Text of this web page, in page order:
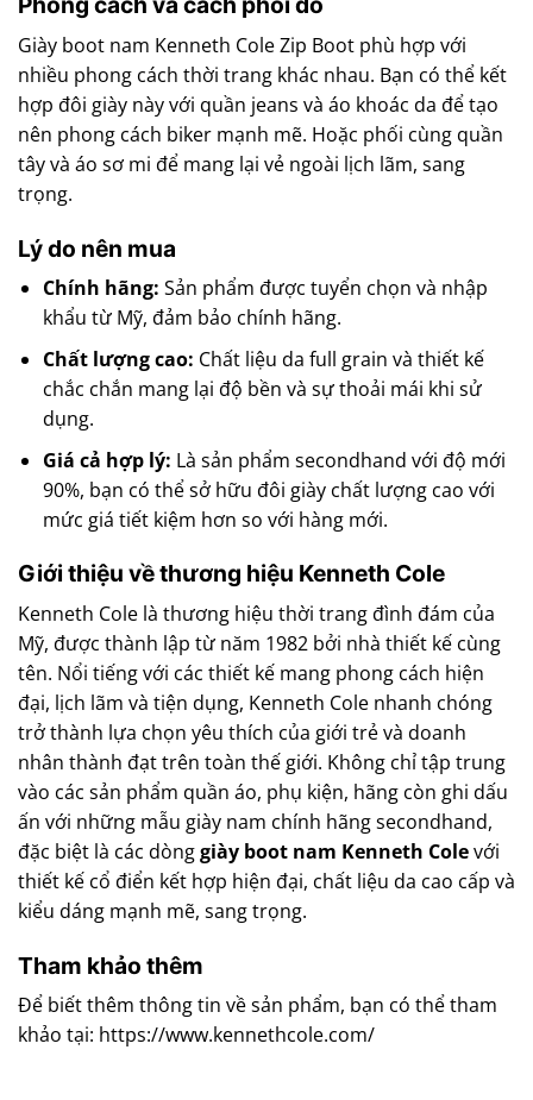
Giày boot nam Kenneth Cole Zip Boot phù hợp với
nhiều phong cách thời trang khác nhau. Bạn có thể kết
hợp đôi giày này với quần jeans và áo khoác da để tạo
nên phong cách biker mạnh mẽ. Hoặc phối cùng quần
tây và áo sơ mi để mang lại vẻ ngoài lịch lãm, sang
trọng.
Lý do nên mua
Chính hãng: Sản phẩm được tuyển chọn và nhập
khẩu từ Mỹ, đảm bảo chính hãng.
Chất lượng cao: Chất liệu da full grain và thiết kế
chắc chắn mang lại độ bền và sự thoải mái khi sử
dụng.
Giá cả hợp lý: Là sản phẩm secondhand với độ mới
90%, bạn có thể sở hữu đôi giày chất lượng cao với
mức giá tiết kiệm hơn so với hàng mới.
Giới thiệu về thương hiệu Kenneth Cole
Kenneth Cole là thương hiệu thời trang đình đám của
Mỹ, được thành lập từ năm 1982 bởi nhà thiết kế cùng
tên. Nổi tiếng với các thiết kế mang phong cách hiện
đại, lịch lãm và tiện dụng, Kenneth Cole nhanh chóng
trở thành lựa chọn yêu thích của giới trẻ và doanh
nhân thành đạt trên toàn thế giới. Không chỉ tập trung
vào các sản phẩm quần áo, phụ kiện, hãng còn ghi dấu
ấn với những mẫu giày nam chính hãng secondhand,
đặc biệt là các dònggiày boot nam Kenneth Colevới
thiết kế cổ điển kết hợp hiện đại, chất liệu da cao cấp và
kiểu dáng mạnh mẽ, sang trọng.
Tham khảo thêm
Để biết thêm thông tin về sản phẩm, bạn có thể tham
khảo tại: https://www.kennethcole.com/